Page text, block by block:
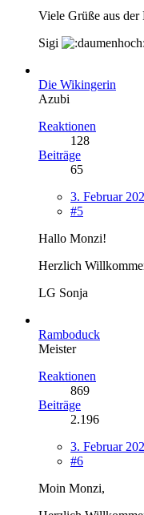
Viele Grüße aus der
Sigi
Die Wikingerin
Azubi
Reaktionen
128
Beiträge
65
3. Februar
#5
Hallo Monzi!
Herzlich
LG Sonja
Ramboduck
Meister
Reaktionen
869
Beiträge
2.196
3. Februar
#6
Moin Monzi,